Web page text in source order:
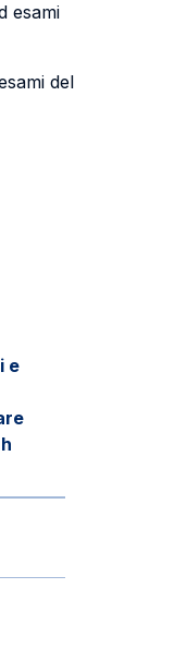
esami
del
e